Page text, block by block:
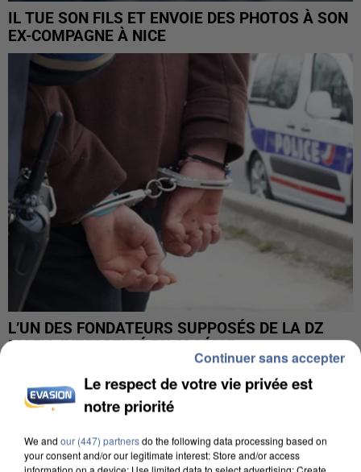
IL TUE SON FILS ET ENVOIE DES PHOTOS À SON
EX-COMPAGNE À NICE
L’UN DES FONDATEURS SUPPOSÉS DE LA DZ
MAFIA INTERPELLÉ EN ALGÉRIE
Le respect de votre vie privée est
notre priorité
We and our (447) partnersdo the following data processing based on
your consent and/or our legitimate interest: Store and/or access
information on a device; Use limited data to select advertising; Create
Continuer sans accepter